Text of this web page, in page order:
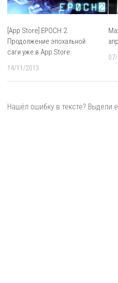
[App Store] EPOCH.2.
Продолжение эпохальной
саги уже в App Store
14/11/2013
Нашёл ошибку в тексте? Выдели